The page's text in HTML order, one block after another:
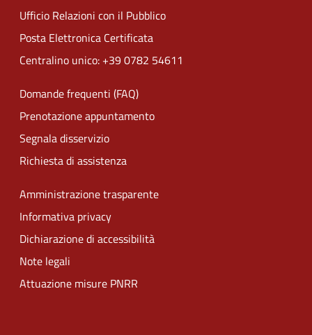
Ufficio Relazioni con il Pubblico
Posta Elettronica Certificata
Centralino unico: +39 0782 54611
Domande frequenti (FAQ)
Prenotazione appuntamento
Segnala disservizio
Richiesta di assistenza
Amministrazione trasparente
Informativa privacy
Dichiarazione di accessibilità
Note legali
Attuazione misure PNRR